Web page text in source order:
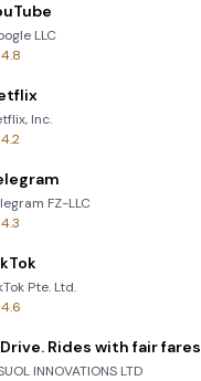
LLC
4.8
Inc.
4.2
FZ-LLC
4.3
Pte. Ltd.
4.6
Rides with fair fares
INNOVATIONS LTD